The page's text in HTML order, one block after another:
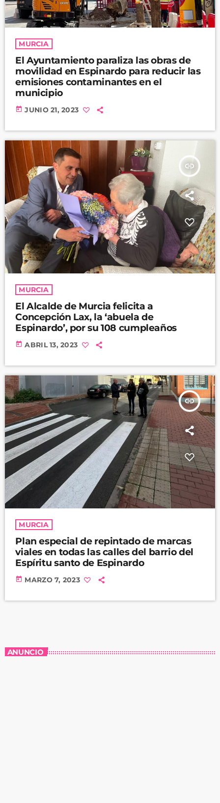
MURCIA
El Ayuntamiento paraliza las obras de
movilidad en Espinardo para reducir las
emisiones contaminantes en el
municipio
today JUNIO 21, 2023
insert_link
MURCIA
El Alcalde de Murcia felicita a
Concepción Lax, la ‘abuela de
Espinardo’, por su 108 cumpleaños
today ABRIL 13, 2023
insert_link
MURCIA
Plan especial de repintado de marcas
viales en todas las calles del barrio del
Espíritu santo de Espinardo
today MARZO 7, 2023
ANUNCIO